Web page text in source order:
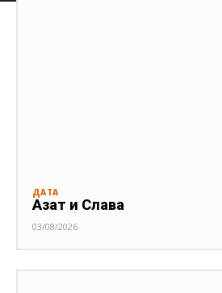
ДАТА
Азат и Слава
03/08/2026